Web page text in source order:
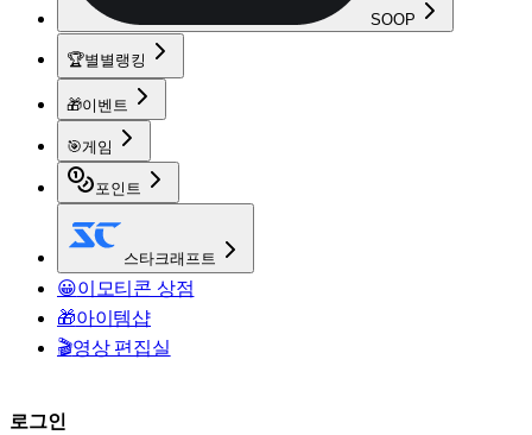
SOOP
🏆별별랭킹
🎁이벤트
🎯게임
포인트
스타크래프트
😀이모티콘 상점
🎁아이템샵
🎬영상 편집실
로그인